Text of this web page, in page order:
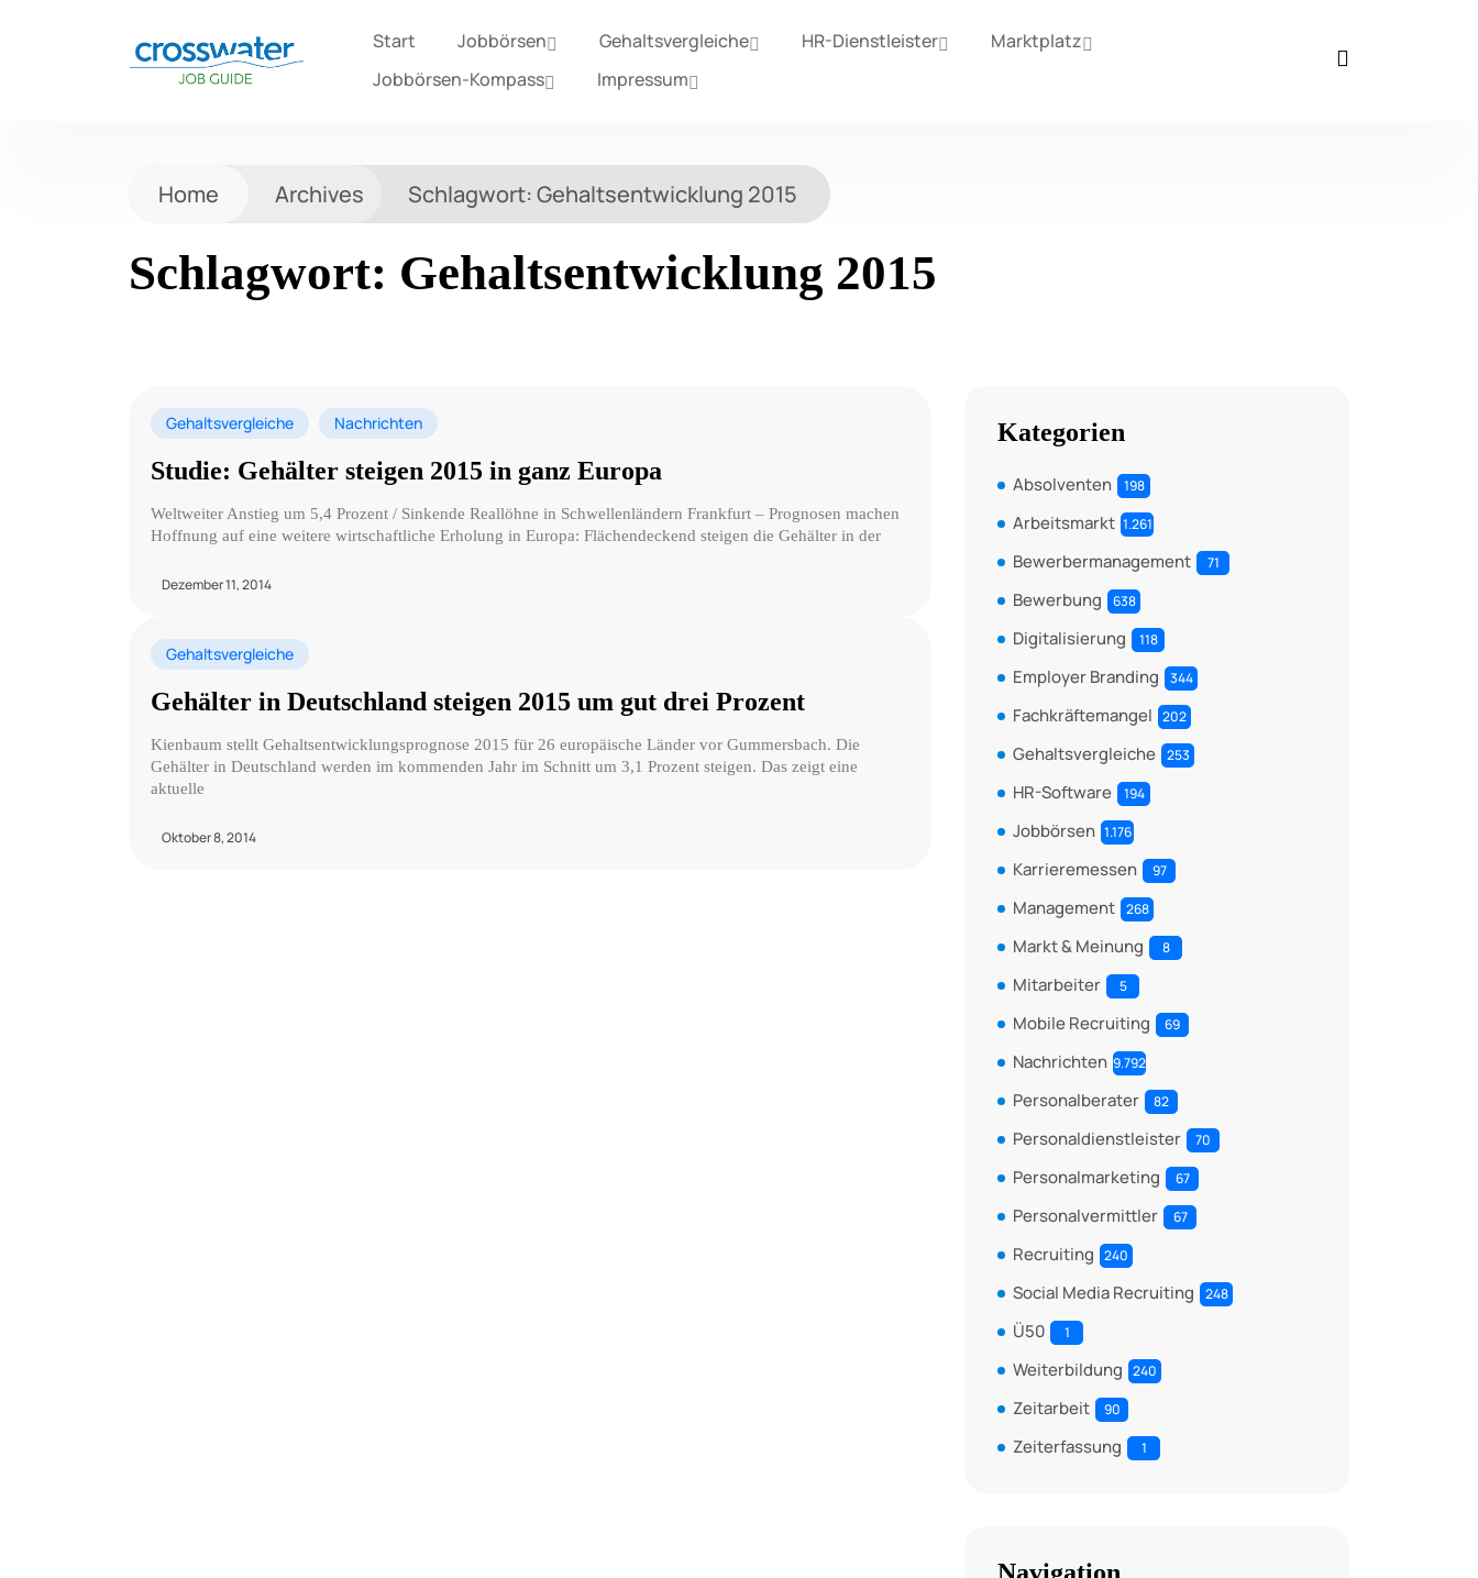
Start Jobbörsen Gehaltsvergleiche HR-Dienstleister
Marktplatz
Jobbörsen-Kompass
Impressum
Home Archives Schlagwort:Gehaltsentwicklung 2015
Schlagwort: Gehaltsentwicklung 2015
Gehaltsvergleiche Nachrichten
Studie: Gehälter steigen 2015 in ganz Europa
Weltweiter Anstieg um 5,4 Prozent / Sinkende Reallöhne in Schwellenländern Frankfurt – Prognosen machen
Hoffnung auf eine weitere wirtschaftliche Erholung in Europa: Flächendeckend steigen die Gehälter in der
Dezember 11, 2014
Gehaltsvergleiche
Gehälter in Deutschland steigen 2015 um gut drei Prozent
Kienbaum stellt Gehaltsentwicklungsprognose 2015 für 26 europäische Länder vor Gummersbach. Die
Gehälter in Deutschland werden im kommenden Jahr im Schnitt um 3,1 Prozent steigen. Das zeigt eine
aktuelle
Oktober 8, 2014
Kategorien
Absolventen 198
Arbeitsmarkt 1.261
Bewerbermanagement 71
Bewerbung 638
Digitalisierung 118
Employer Branding 344
Fachkräftemangel 202
Gehaltsvergleiche 253
HR-Software 194
Jobbörsen 1.176
Karrieremessen 97
Management 268
Markt & Meinung 8
Mitarbeiter 5
Mobile Recruiting 69
Nachrichten 9.792
Personalberater 82
Personaldienstleister 70
Personalmarketing 67
Personalvermittler 67
Recruiting 240
Social Media Recruiting 248
Ü50 1
Weiterbildung 240
Zeitarbeit 90
Zeiterfassung 1